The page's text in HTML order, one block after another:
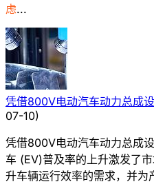
虑...
凭借800V电动汽车动力总成
07-10)
凭借800V电动汽车动力总成
车 (EV)普及率的上升激发了
升车辆运行效率的需求，并